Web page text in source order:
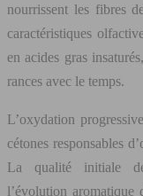
nourrissent les fibres
caractéristiques
en acides gras
rances avec le temps.
L’oxydation
cétones responsables
La qualité initiale
l’évolution